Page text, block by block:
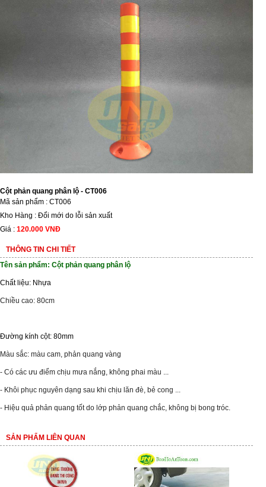
Cột phản quang phân lộ - CT006
Mã sản phẩm : CT006
Kho Hàng : Đổi mới do lỗi sản xuất
Giá : 120.000 VNĐ
THÔNG TIN CHI TIẾT
Tên sản phẩm: Cột phản quang phân lộ
Chất liệu: Nhựa
Chiều cao: 80cm
Đường kính cột: 80mm
Màu sắc: màu cam, phản quang vàng
- Có các ưu điểm chịu mưa nắng, không phai màu ...
- Khôi phục nguyên dạng sau khi chịu lăn đè, bẻ cong ...
- Hiệu quả phản quang tốt do lớp phản quang chắc, không bị bong tróc.
SẢN PHẨM LIÊN QUAN